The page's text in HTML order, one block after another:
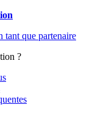
tant que partenaire
?